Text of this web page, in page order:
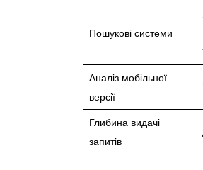
Пошукові системи
Аналіз мобільної
версії
Глибина видачі
запитів